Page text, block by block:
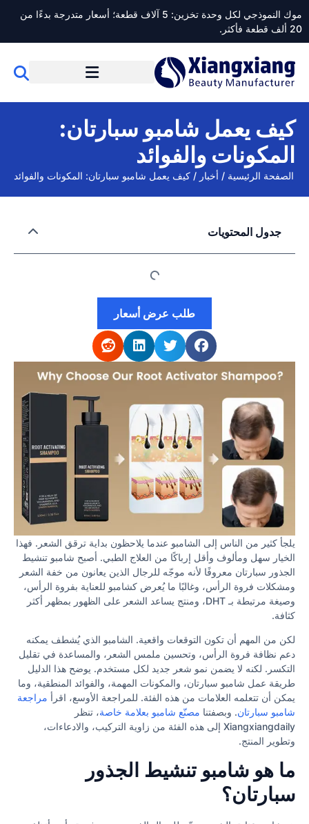
موك النموذجي لكل وحدة تخزين: 5 آلاف قطعة؛ أسعار متدرجة بدءًا من
20 ألف قطعة فأكثر.
كيف يعمل شامبو سبارتان:
المكونات والفوائد
الصفحة الرئيسية / أخبار / كيف يعمل شامبو سبارتان: المكونات والفوائد
يلجأ كثير من الناس إلى الشامبو عندما يلاحظون بداية ترقق الشعر. فهذا
الخيار سهل ومألوف وأقل إرباكًا من العلاج الطبي. أصبح شامبو تنشيط
الجذور سبارتان معروفًا لأنه موجّه للرجال الذين يعانون من خفة الشعر
ومشكلات فروة الرأس، وغالبًا ما يُعرض كشامبو للعناية بفروة الرأس،
وصيغة مرتبطة بـ DHT، ومنتج يساعد الشعر على الظهور بمظهر أكثر
كثافة.
لكن من المهم أن تكون التوقعات واقعية. الشامبو الذي يُشطف يمكنه
دعم نظافة فروة الرأس، وتحسين ملمس الشعر، والمساعدة في تقليل
التكسر. لكنه لا يضمن نمو شعر جديد لكل مستخدم. يوضح هذا الدليل
طريقة عمل شامبو سبارتان، والمكونات المهمة، والفوائد المنطقية، وما
يمكن أن تتعلمه العلامات من هذه الفئة. للمراجعة الأوسع، اقرأ مراجعة
شامبو سبارتان. وبصفتنا مصنّع شامبو بعلامة خاصة، تنظر
Xiangxiangdaily إلى هذه الفئة من زاوية التركيب، والادعاءات،
وتطوير المنتج.
ما هو شامبو تنشيط الجذور
سبارتان؟
جدول المحتويات
طلب عرض أسعار